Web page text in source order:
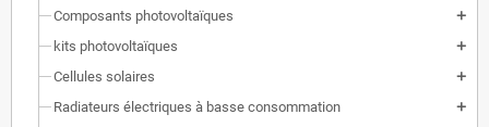
Composants photovoltaïques
add
kits photovoltaïques add
Cellules solaires add
Radiateurs électriques à basse consommation add